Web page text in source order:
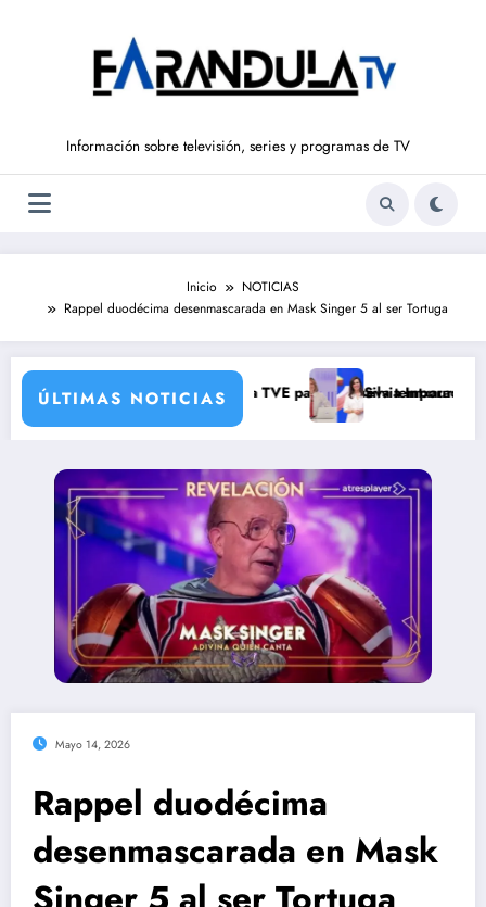
Información sobre televisión, series y programas de TV
Inicio
NOTICIAS
Rappel duodécima desenmascarada en Mask Singer 5 al ser Tortuga
ÚLTIMAS NOTICIAS
brutal que prepara TVE para su nueva temporada
Silvia Intxaurrondo vuelve a
Mayo 14, 2026
Rappel duodécima
desenmascarada en Mask